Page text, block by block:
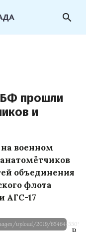
search
прошли
и
военном
объединения
флота
АГС-17
upload/2019/65464-